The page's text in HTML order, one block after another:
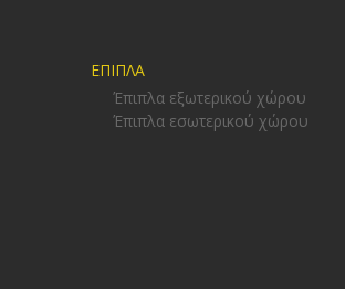
ΕΠΙΠΛΑ
Έπιπλα εξωτερικού χώρου
Έπιπλα εσωτερικού χώρου